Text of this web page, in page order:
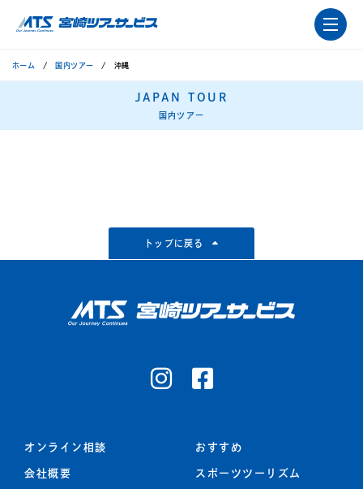
ホーム 国内ツアー 沖縄
JAPAN TOUR
国内ツアー
トップに戻る
オンライン相談
会社概要
おすすめ
スポーツツーリズム